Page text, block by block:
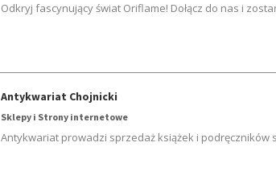
Odkryj fascynujący świat Oriflame! Dołącz do nas i
Antykwariat Chojnicki
Sklepy i Strony internetowe
Antykwariat prowadzi sprzedaż książek i